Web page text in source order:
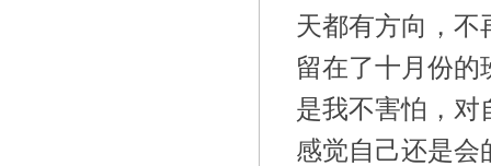
天都有方向，不
留在了十月份的
是我不害怕，对
感觉自己还是会